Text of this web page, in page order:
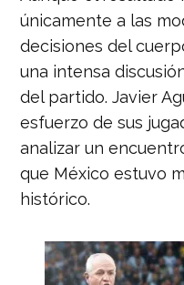
únicamente a las
decisiones del
una intensa
del partido. Javier
esfuerzo de sus
analizar un
que México estuvo
histórico.